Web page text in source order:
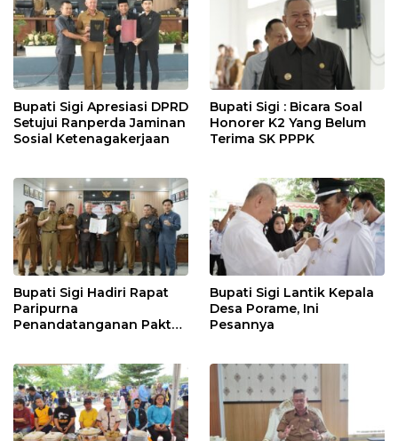
Bupati Sigi Apresiasi DPRD
Setujui Ranperda Jaminan
Sosial Ketenagakerjaan
Bupati Sigi : Bicara Soal
Honorer K2 Yang Belum
Terima SK PPPK
Bupati Sigi Hadiri Rapat
Paripurna
Penandatanganan Pakta
2026
Bupati Sigi Lantik Kepala
Desa Porame, Ini
Pesannya